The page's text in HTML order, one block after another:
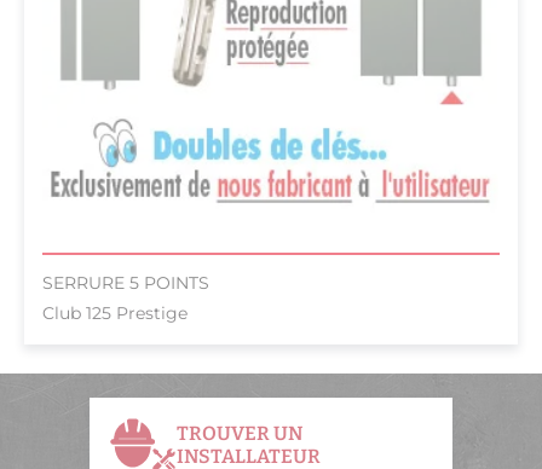
SERRURE 5 POINTS
Club 125 Prestige
TROUVER UN
INSTALLATEUR